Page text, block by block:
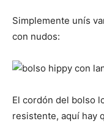
Simplemente unís
con nudos:
El cordón del bolso
resistente, aquí hay